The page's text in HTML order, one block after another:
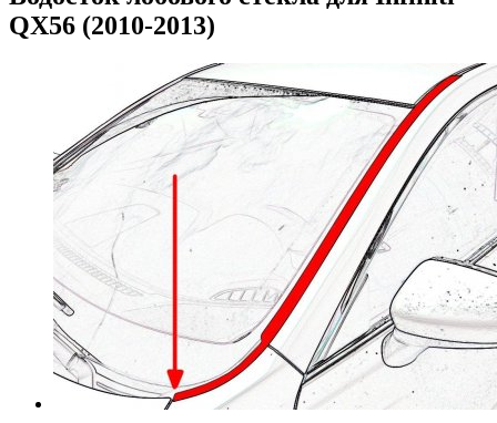
QX56 (2010-2013)